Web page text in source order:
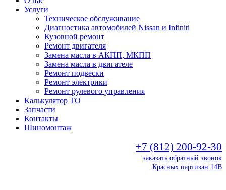
Услуги
Техническое обслуживание
Диагностика автомобилей Nissan и Infiniti
Кузовной ремонт
Ремонт двигателя
Замена масла в АКПП, МКПП
Замена масла в двигателе
Ремонт подвески
Ремонт электрики
Ремонт рулевого управления
Калькулятор ТО
Запчасти
Контакты
Шиномонтаж
+7 (812) 200-92-30
заказать обратный звонок
Красных партизан 14В